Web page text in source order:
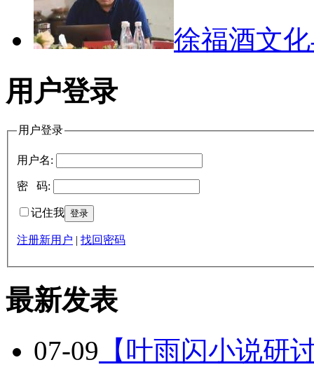
徐福酒文
用户登录
用户登录
用户名:
密 码:
记住我
注册新用户 | 找回密码
最新发表
07-09 【叶雨闪小说研